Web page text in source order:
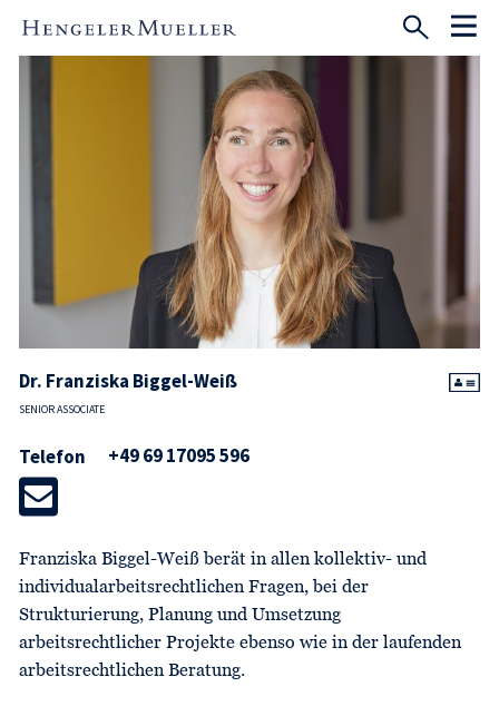
Dr. Franziska Biggel-Weiß
SENIOR ASSOCIATE
Telefon +49 69 17095 596
Franziska Biggel-Weiß berät in allen kollektiv- und
individualarbeitsrechtlichen Fragen, bei der
Strukturierung, Planung und Umsetzung
arbeitsrechtlicher Projekte ebenso wie in der laufenden
arbeitsrechtlichen Beratung.